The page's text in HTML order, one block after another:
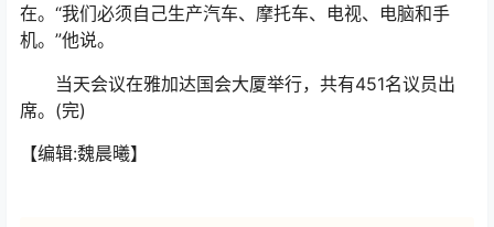
在。“我们必须自己生产汽车、摩托车、电视、电脑和手
机。”他说。
当天会议在雅加达国会大厦举行，共有451名议员出
席。(完)
【编辑:魏晨曦】